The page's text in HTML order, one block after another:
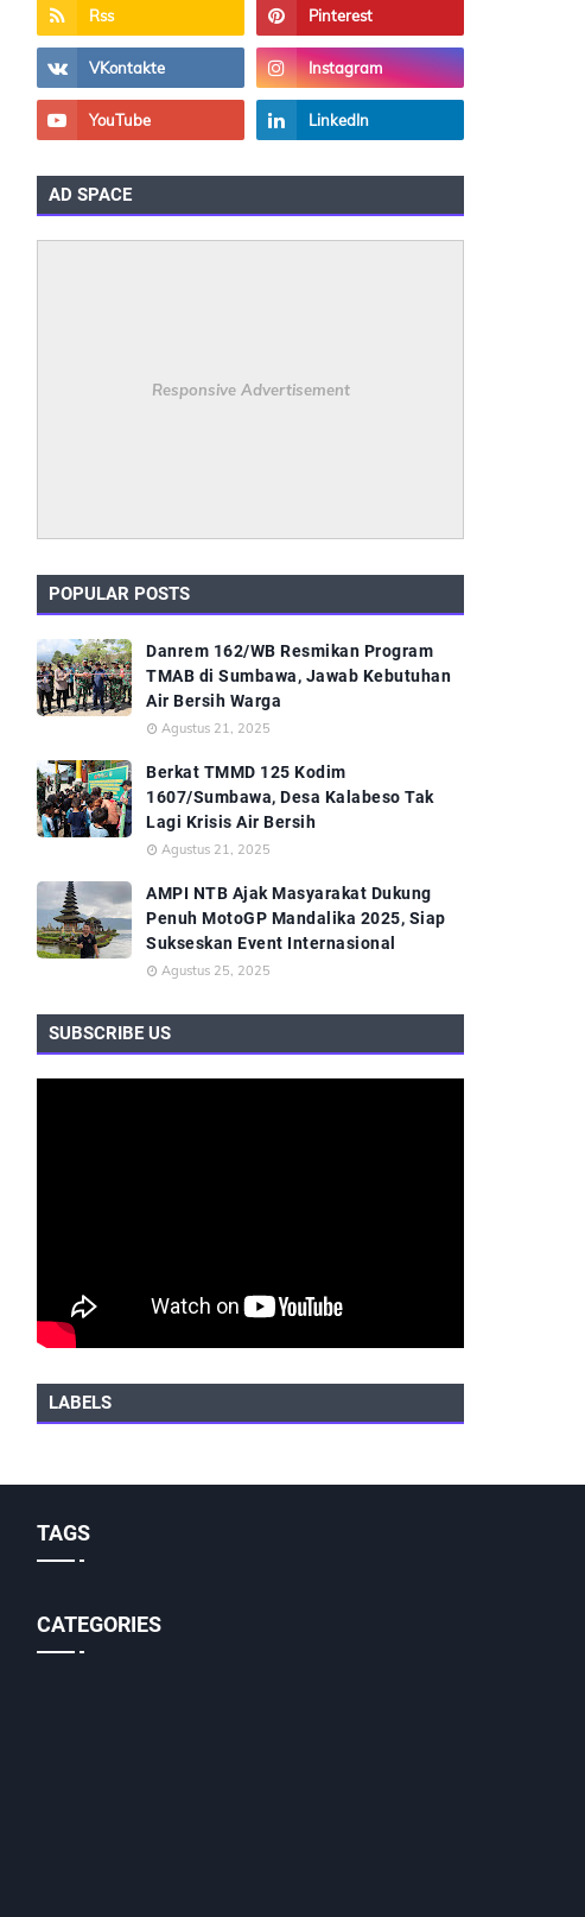
AD SPACE
Responsive Advertisement
POPULAR POSTS
Danrem 162/WB Resmikan Program
TMAB di Sumbawa, Jawab Kebutuhan
Air Bersih Warga
Agustus 21, 2025
Berkat TMMD 125 Kodim
1607/Sumbawa, Desa Kalabeso Tak
Lagi Krisis Air Bersih
Agustus 21, 2025
AMPI NTB Ajak Masyarakat Dukung
Penuh MotoGP Mandalika 2025, Siap
Sukseskan Event Internasional
Agustus 25, 2025
SUBSCRIBE US
LABELS
TAGS
CATEGORIES